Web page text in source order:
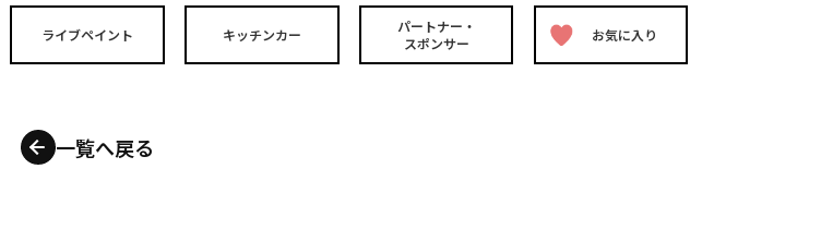
ライブペイント キッチンカー
パートナー・
スポンサー
お気に入り
一覧へ戻る